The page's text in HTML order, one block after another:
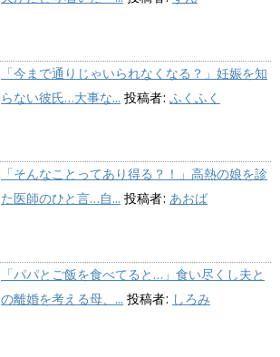
「今まで通りじゃいられなくなる？」妊娠を知
らない彼氏…大事な... 投稿者: ふくふく
「そんなことってあり得る？！」高熱の娘を診
た医師のひと言…自... 投稿者: あおば
「パパとご飯を食べてると…」食い尽くし夫と
の離婚を考える母、... 投稿者: しろみ